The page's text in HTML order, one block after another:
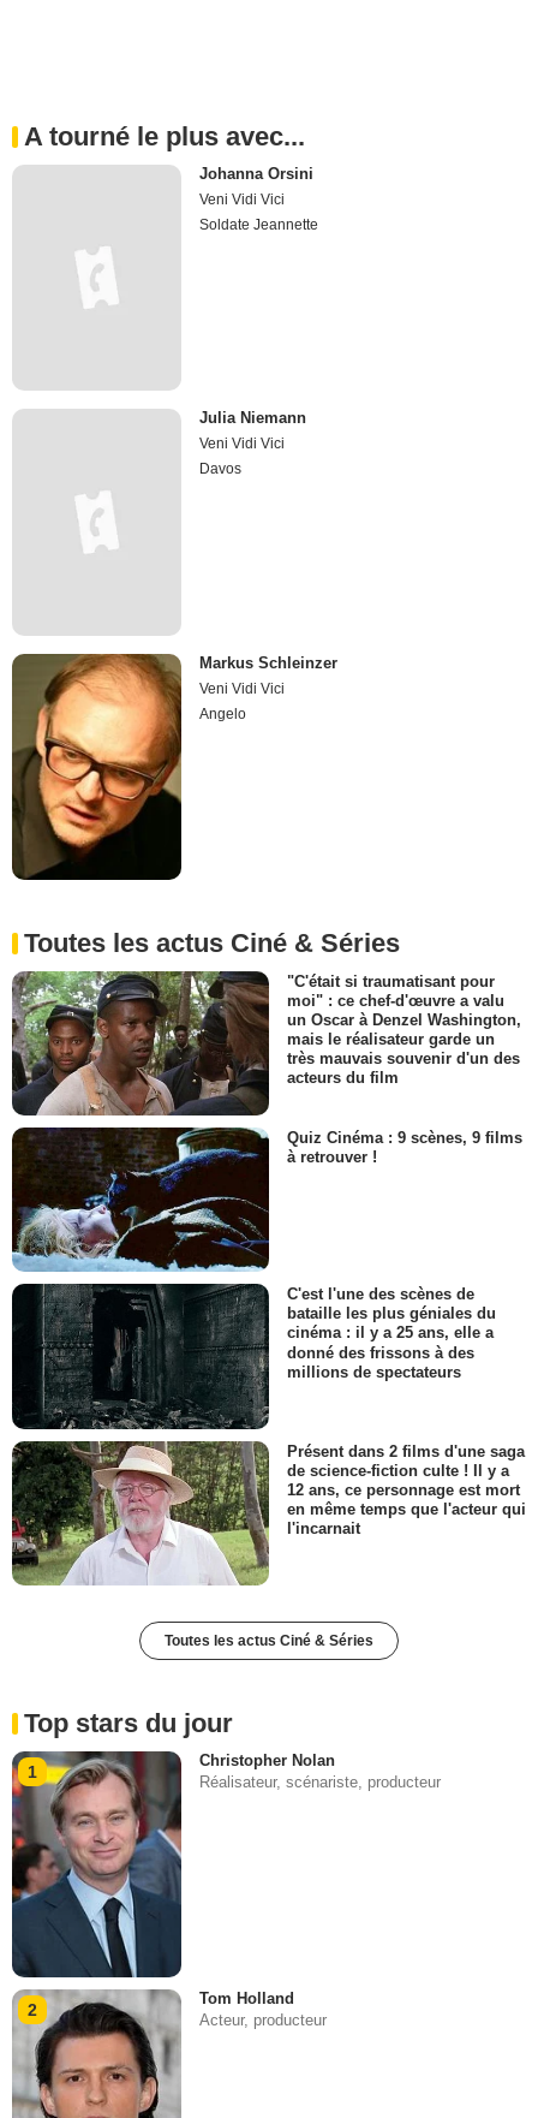
A tourné le plus avec...
Johanna Orsini
Veni Vidi Vici
Soldate Jeannette
Julia Niemann
Veni Vidi Vici
Davos
Markus Schleinzer
Veni Vidi Vici
Angelo
Toutes les actus Ciné & Séries
"C'était si traumatisant pour
moi" : ce chef-d'œuvre a valu
un Oscar à Denzel Washington,
mais le réalisateur garde un
très mauvais souvenir d'un des
acteurs du film
Quiz Cinéma : 9 scènes, 9 films
à retrouver !
C'est l'une des scènes de
bataille les plus géniales du
cinéma : il y a 25 ans, elle a
donné des frissons à des
millions de spectateurs
Présent dans 2 films d'une saga
de science-fiction culte ! Il y a
12 ans, ce personnage est mort
en même temps que l'acteur qui
l'incarnait
Toutes les actus Ciné & Séries
Top stars du jour
1
Christopher Nolan
Réalisateur, scénariste, producteur
2
Tom Holland
Acteur, producteur